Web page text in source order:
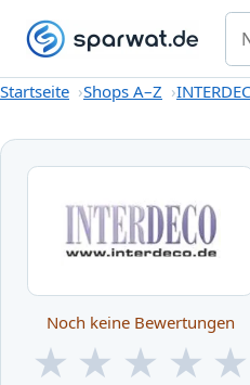
Startseite
GutscheineShops A–Z
Startseite Shops A–Z
Noch keine Bewertungen
★ ★ ★ ★ ★